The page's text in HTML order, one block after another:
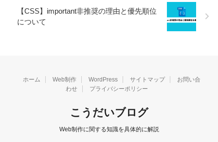
【CSS】important非推奨の理由と優先順位
について
ホーム Web制作 WordPress サイトマップ
お問い合
わせ
プライバシーポリシー
こうだいブログ
Web制作に関する知識を具体的に解説